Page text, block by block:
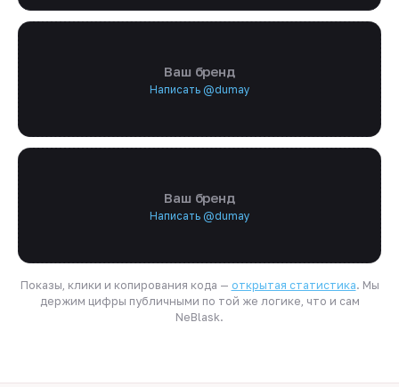
Ваш бренд
Написать @dumay
Ваш бренд
Написать @dumay
Показы, клики и копирования кода — открытая статистика. Мы
держим цифры публичными по той же логике, что и сам
NeBlask.